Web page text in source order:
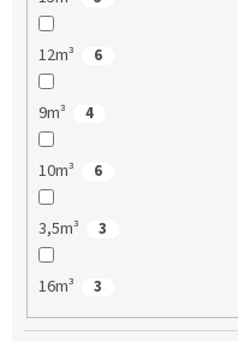
12m³ 6
9m³ 4
10m³ 6
3,5m³ 3
16m³ 3